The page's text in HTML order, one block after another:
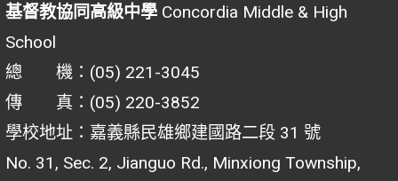
基督教協同高級中學 Concordia Middle & High
School
總 機：(05) 221-3045
傳 真：(05) 220-3852
學校地址：嘉義縣民雄鄉建國路二段 31 號
No. 31, Sec. 2, Jianguo Rd., Minxiong Township,